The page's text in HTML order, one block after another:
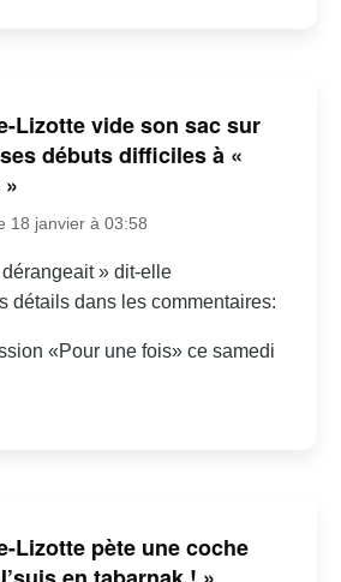
Lizotte vide son sac sur
débuts difficiles à «
18 janvier à 03:58
» dit-elle
détails dans les commentaires:
«Pour une fois» ce samedi
Lizotte pète une coche